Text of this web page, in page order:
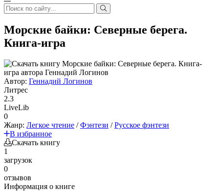
Морские байки: Северные берега.
Книга-игра
Автор: Геннадий Логинов
Литрес
2.3
LiveLib
0
Жанр: Легкое чтение /Фэнтези /Русское фэнтези
В избранное
Скачать книгу
1
загрузок
0
отзывов
Информация о книге